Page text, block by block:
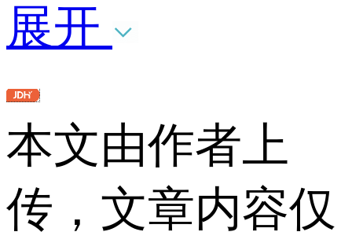
展开
本文由作者上
传，文章内容仅